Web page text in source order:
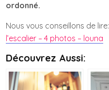
ordonné.
Nous vous conseillons de lire:
l’escalier – 4 photos – louna
Découvrez Aussi: